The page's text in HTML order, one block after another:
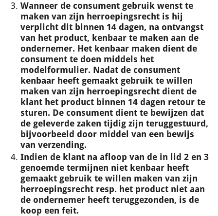
Wanneer de consument gebruik wenst te
maken van zijn herroepingsrecht is hij
verplicht dit binnen 14 dagen, na ontvangst
van het product, kenbaar te maken aan de
ondernemer. Het kenbaar maken dient de
consument te doen middels het
modelformulier. Nadat de consument
kenbaar heeft gemaakt gebruik te willen
maken van zijn herroepingsrecht dient de
klant het product binnen 14 dagen retour te
sturen. De consument dient te bewijzen dat
de geleverde zaken tijdig zijn teruggestuurd,
bijvoorbeeld door middel van een bewijs
van verzending.
Indien de klant na afloop van de in lid 2 en 3
genoemde termijnen niet kenbaar heeft
gemaakt gebruik te willen maken van zijn
herroepingsrecht resp. het product niet aan
de ondernemer heeft teruggezonden, is de
koop een feit.